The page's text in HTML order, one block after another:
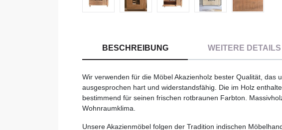
BESCHREIBUNG WEITERE DETAILS
Wir verwenden für die Möbel Akazienholz bester Qualität, das
ausgesprochen hart und widerstandsfähig. Die im Holz
bestimmend für seinen frischen rotbraunen Farbton.
Wohnraumklima.
Unsere Akazienmöbel folgen der Tradition indischen